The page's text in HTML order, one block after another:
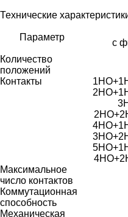
Технические
Параметр
с
Количество
положений
Контакты
Максимальное
число контактов
Коммутационная
способность
Механическая